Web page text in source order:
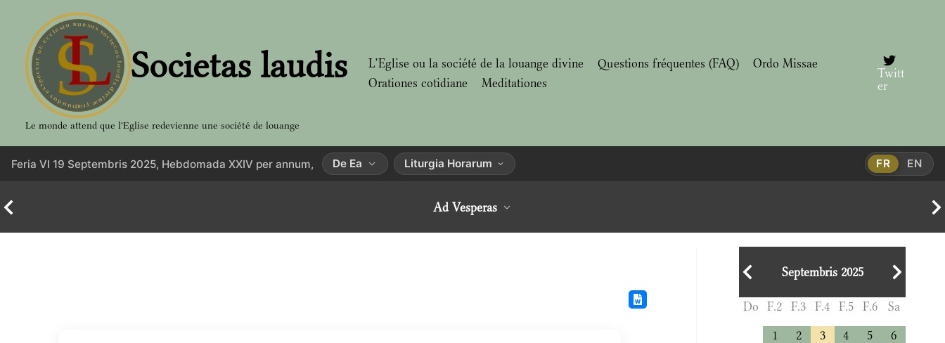
contenu
Societas laudis
Le monde attend que l'Eglise redevienne une société de louange
L’Eglise ou la société de la louange divine Questions fréquentes (FAQ)
Ordo Missae
Orationes cotidiane
Meditationes
Twitt
er
Feria VI 19 Septembris 2025, Hebdomada XXIV per annum, De Ea Liturgia Horarum FR EN
Ad Vesperas
Septembris 2025
Do F.2 F.3 F.4 F.5 F.6 Sa
1 2 3 4 5
6